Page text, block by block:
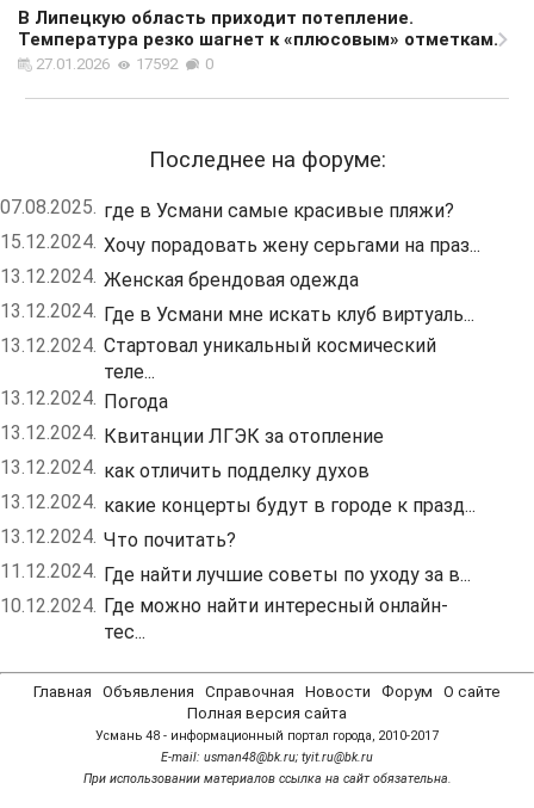
В Липецкую область приходит потепление.
Температура резко шагнет к «плюсовым» отметкам.
27.01.2026 17592 0
Последнее на форуме:
07.08.2025. где в Усмани самые красивые пляжи?
15.12.2024. Хочу порадовать жену серьгами на праз...
13.12.2024. Женская брендовая одежда
13.12.2024. Где в Усмани мне искать клуб виртуаль...
13.12.2024. Стартовал уникальный космический
теле...
13.12.2024. Погода
13.12.2024. Квитанции ЛГЭК за отопление
13.12.2024. как отличить подделку духов
13.12.2024. какие концерты будут в городе к празд...
13.12.2024. Что почитать?
11.12.2024. Где найти лучшие советы по уходу за в...
10.12.2024. Где можно найти интересный онлайн-
тес...
Главная Объявления Справочная Новости Форум
О сайте
Полная версия сайта
Усмань 48 - информационный портал города, 2010-2017
Е-mail: usman48@bk.ru; tyit.ru@bk.ru
При использовании материалов ссылка на сайт обязательна.